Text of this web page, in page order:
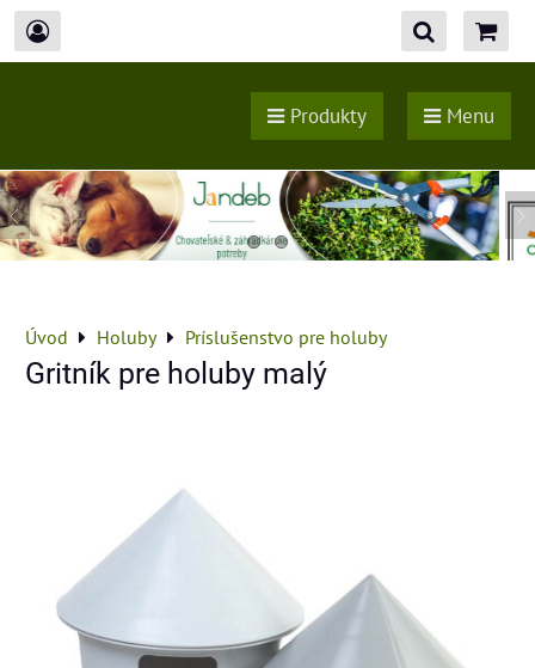
Produkty Menu
Úvod Holuby Príslušenstvo pre holuby
Gritník pre holuby malý